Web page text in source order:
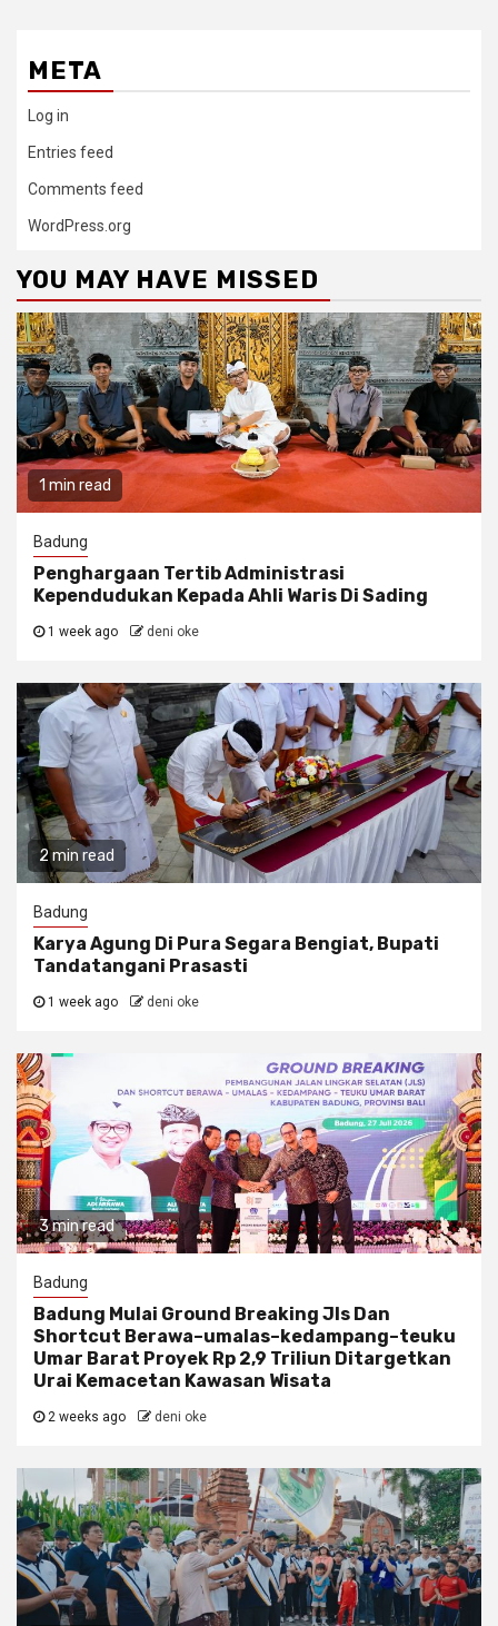
META
Log in
Entries feed
Comments feed
WordPress.org
YOU MAY HAVE MISSED
1 min read
Badung
Penghargaan Tertib Administrasi
Kependudukan Kepada Ahli Waris Di Sading
1 week ago deni oke
2 min read
Badung
Karya Agung Di Pura Segara Bengiat, Bupati
Tandatangani Prasasti
1 week ago deni oke
3 min read
Badung
Badung Mulai Ground Breaking Jls Dan
Shortcut Berawa–umalas–kedampang–teuku
Umar Barat Proyek Rp 2,9 Triliun Ditargetkan
Urai Kemacetan Kawasan Wisata
2 weeks ago deni oke